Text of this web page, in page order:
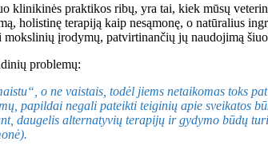
klinikinės praktikos ribų, yra tai, kiek mūsų
holistinę terapiją kaip nesąmonę, o natūralius
mokslinių įrodymų, patvirtinančių jų naudojimą
problemų:
o ne vaistais, todėl jiems netaikomas toks
papildai negali pateikti teiginių apie sveikatos
daugelis alternatyvių terapijų ir gydymo būdų